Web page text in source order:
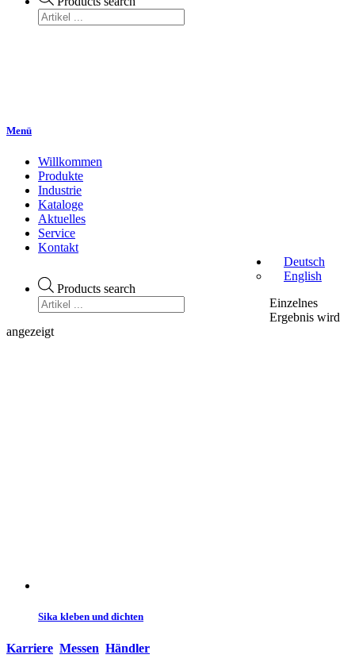
Menü
Willkommen
Produkte
Industrie
Kataloge
Aktuelles
Service
Kontakt
Products search
Deutsch
English
Einzelnes
Ergebnis wird
angezeigt
Sika kleben und dichten
Karriere Messen Händler